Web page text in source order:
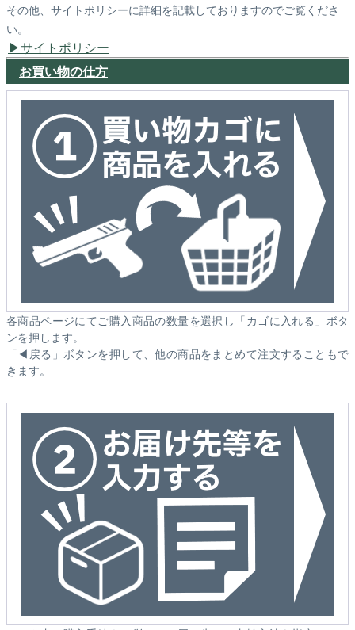
その他、サイトポリシーに詳細を記載しておりますのでご覧くださ
い。
サイトポリシー
お買い物の仕方
各商品ページにてご購入商品の数量を選択し「カゴに入れる」ボタ
ンを押します。
「◀戻る」ボタンを押して、他の商品をまとめて注文することもで
きます。